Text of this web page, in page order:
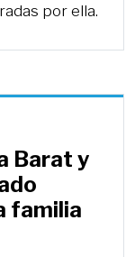
por ella.
Barat y
familia